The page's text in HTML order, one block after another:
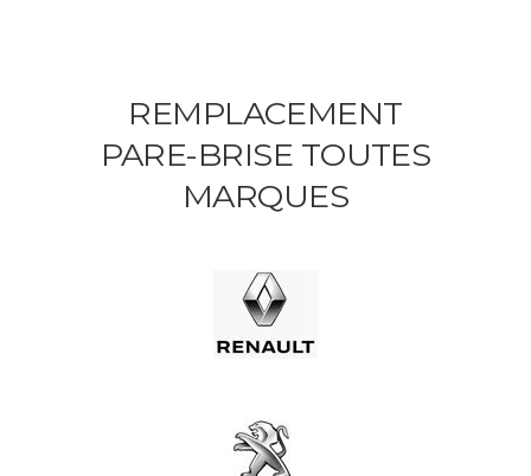
REMPLACEMENT
PARE-BRISE TOUTES
MARQUES